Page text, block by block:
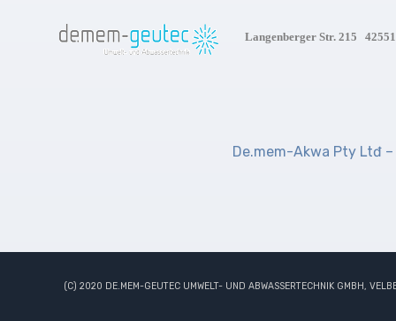
Langenberger Str. 215
De.mem-Akwa Pty Ltđ
(C) 2020 DE.MEM-GEUTEC UMWELT- UND ABWASSERTECHNIK GMBH,